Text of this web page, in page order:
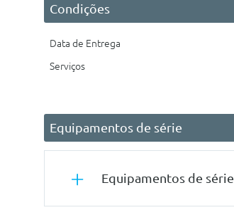
Condições
Data de Entrega
Serviços
Equipamentos de série
Equipamentos de série